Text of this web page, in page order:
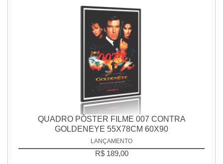
QUADRO PÔSTER FILME 007 CONTRA
GOLDENEYE 55X78CM 60X90
LANÇAMENTO
R$ 189,00